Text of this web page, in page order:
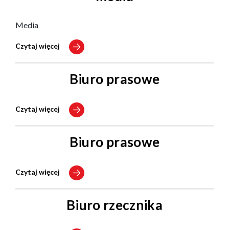
Media
Czytaj więcej
Biuro prasowe
Czytaj więcej
Biuro prasowe
Czytaj więcej
Biuro rzecznika